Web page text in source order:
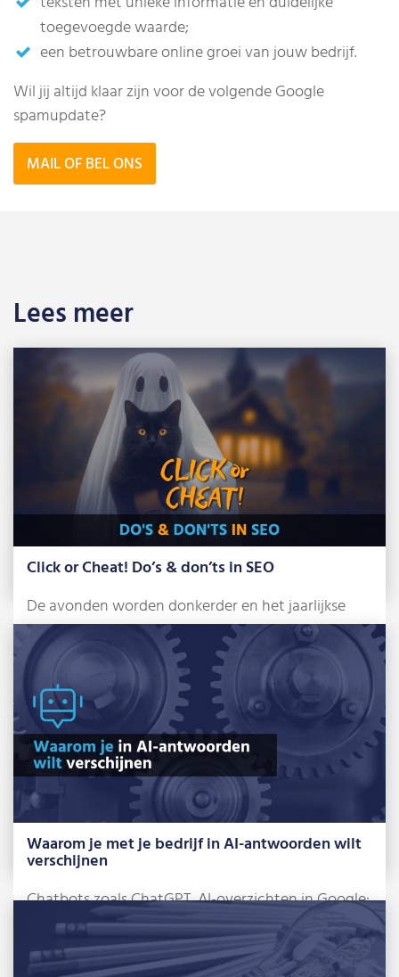
toegevoegde waarde;
een betrouwbare online groei van jouw bedrijf.
Wil jij altijd klaar zijn voor de volgende Google
spamupdate?
MAIL OF BEL ONS
Lees meer
Click or Cheat! Do’s & don’ts in SEO
De avonden worden donkerder en het jaarlijkse
griezelfeest staat alweer voor de deur: Halloween.
[…]
Lees meer »
Waarom je met je bedrijf in AI-antwoorden wilt
verschijnen
Chatbots zoals ChatGPT, AI-overzichten in Google:
AI is al niet meer weg te denken […]
Lees meer »